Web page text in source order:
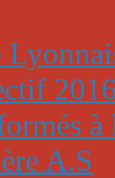
A.S